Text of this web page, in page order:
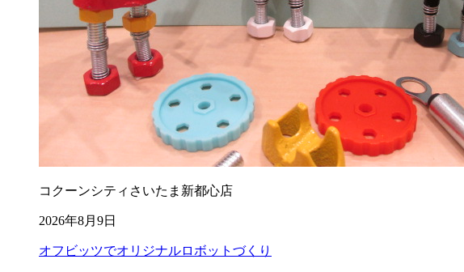
コクーンシティさいたま新都心店
2026年8月9日
オフビッツでオリジナルロボットづくり